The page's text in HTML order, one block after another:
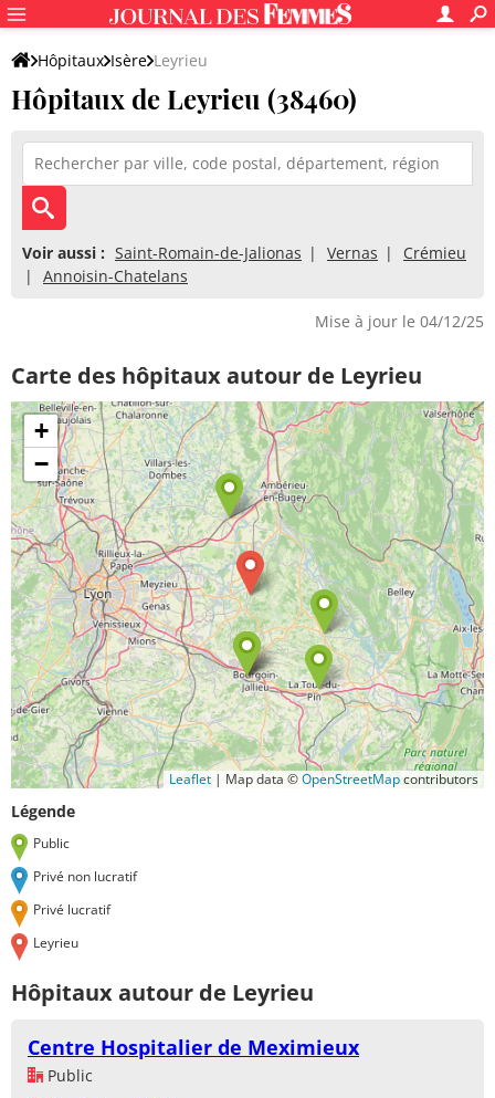
Hôpitaux Isère Leyrieu
Hôpitaux de Leyrieu (38460)
Voir aussi : Saint-Romain-de-Jalionas Vernas
Crémieu
Annoisin-Chatelans
Mise à jour le 04/12/25
Carte des hôpitaux autour de Leyrieu
+
−
Leaflet | Map data ©OpenStreetMapcontributors
Légende
Public
Privé non lucratif
Privé lucratif
Leyrieu
Hôpitaux autour de Leyrieu
Centre Hospitalier de Meximieux
Public